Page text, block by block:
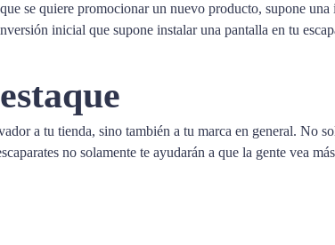
se quiere promocionar un nuevo producto, supone
inicial que supone instalar una pantalla en tu
a tu tienda, sino también a tu marca en general. No
no solamente te ayudarán a que la gente vea